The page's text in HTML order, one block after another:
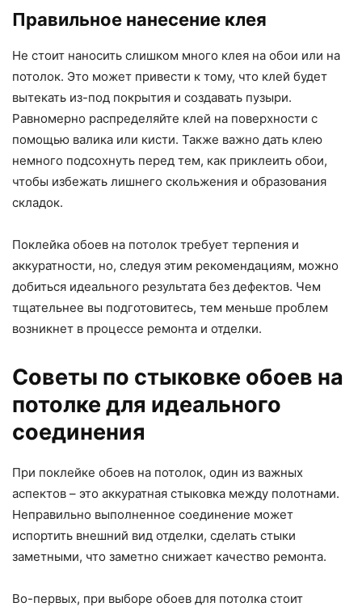
Правильное нанесение клея
Не стоит наносить слишком много клея на обои или на
потолок. Это может привести к тому, что клей будет
вытекать из-под покрытия и создавать пузыри.
Равномерно распределяйте клей на поверхности с
помощью валика или кисти. Также важно дать клею
немного подсохнуть перед тем, как приклеить обои,
чтобы избежать лишнего скольжения и образования
складок.
Поклейка обоев на потолок требует терпения и
аккуратности, но, следуя этим рекомендациям, можно
добиться идеального результата без дефектов. Чем
тщательнее вы подготовитесь, тем меньше проблем
возникнет в процессе ремонта и отделки.
Советы по стыковке обоев на
потолке для идеального
соединения
При поклейке обоев на потолок, один из важных
аспектов – это аккуратная стыковка между полотнами.
Неправильно выполненное соединение может
испортить внешний вид отделки, сделать стыки
заметными, что заметно снижает качество ремонта.
Во-первых, при выборе обоев для потолка стоит